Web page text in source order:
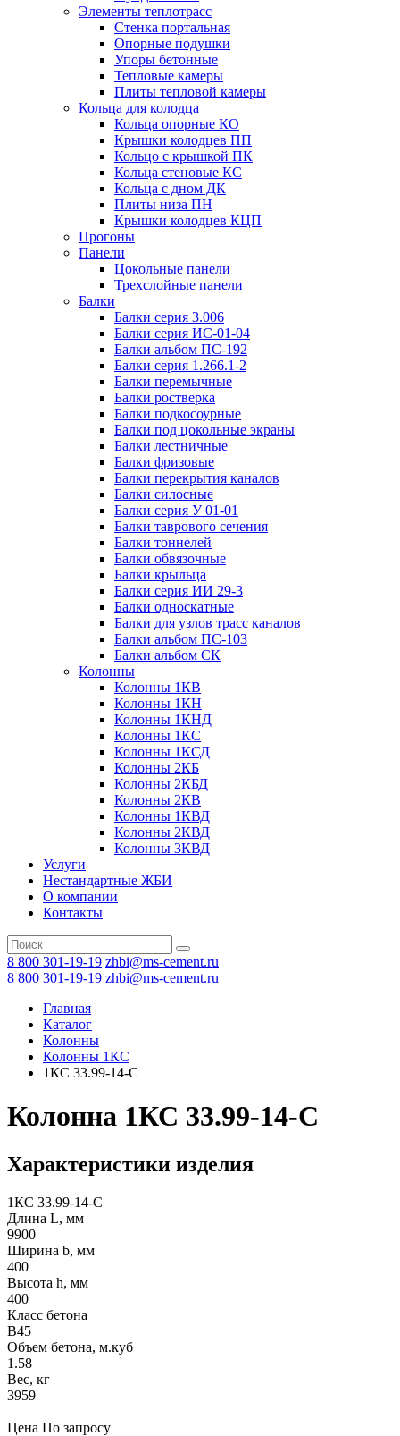
Элементы теплотрасс
Стенка портальная
Опорные подушки
Упоры бетонные
Тепловые камеры
Плиты тепловой камеры
Кольца для колодца
Кольца опорные КО
Крышки колодцев ПП
Кольцо с крышкой ПК
Кольца стеновые КС
Кольца с дном ДК
Плиты низа ПН
Крышки колодцев КЦП
Прогоны
Панели
Цокольные панели
Трехслойные панели
Балки
Балки серия 3.006
Балки серия ИС-01-04
Балки альбом ПС-192
Балки серия 1.266.1-2
Балки перемычные
Балки ростверка
Балки подкосоурные
Балки под цокольные экраны
Балки лестничные
Балки фризовые
Балки перекрытия каналов
Балки силосные
Балки серия У 01-01
Балки таврового сечения
Балки тоннелей
Балки обвязочные
Балки крыльца
Балки серия ИИ 29-3
Балки односкатные
Балки для узлов трасс каналов
Балки альбом ПС-103
Балки альбом СК
Колонны
Колонны 1КВ
Колонны 1КН
Колонны 1КНД
Колонны 1КС
Колонны 1КСД
Колонны 2КБ
Колонны 2КБД
Колонны 2КВ
Колонны 1КВД
Колонны 2КВД
Колонны 3КВД
Услуги
Нестандартные ЖБИ
О компании
Контакты
8 800 301-19-19 zhbi@ms-cement.ru
8 800 301-19-19 zhbi@ms-cement.ru
Главная
Каталог
Колонны
Колонны 1КС
1КС 33.99-14-С
Колонна 1КС 33.99-14-С
Характеристики изделия
1КС 33.99-14-С
Длина L, мм
9900
Ширина b, мм
400
Высота h, мм
400
Класс бетона
В45
Объем бетона, м.куб
1.58
Вес, кг
3959
Цена По запросу